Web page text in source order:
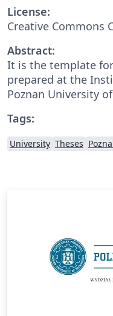
License:
Creative Commons
Abstract:
It is the template
prepared at the
Poznan University
Tags:
University Theses